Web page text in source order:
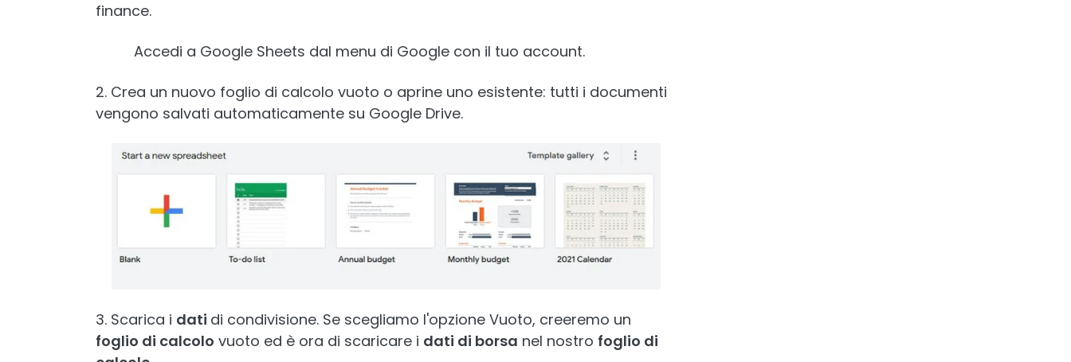
finance.
Accedi a Google Sheets dal menu di Google con il tuo account.
2. Crea un nuovo foglio di calcolo vuoto o aprine uno esistente: tutti i documenti
vengono salvati automaticamente su Google Drive.
3. Scarica i dati di condivisione. Se scegliamo l'opzione Vuoto, creeremo un
foglio di calcolo vuoto ed è ora di scaricare i dati di borsa nel nostro foglio di